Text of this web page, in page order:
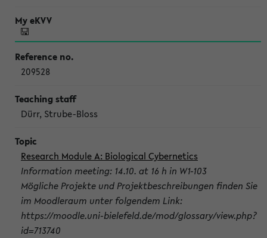
209528
Dürr, Strube-Bloss
Research Module A: Biological Cybernetics
Information meeting: 14.10. at 16 h in W1-103
Mögliche Projekte und Projektbeschreibungen finden Sie
im Moodleraum unter folgendem Link:
https://moodle.uni-bielefeld.de/mod/glossary/view.php?
id=713740